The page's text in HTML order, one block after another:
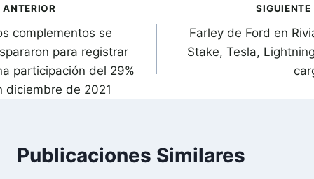
ANTERIOR
complementos se
para registrar
participación del 29%
diciembre de 2021
SIGUIENTE
Farley de Ford en
Stake, Tesla,
Publicaciones Similares